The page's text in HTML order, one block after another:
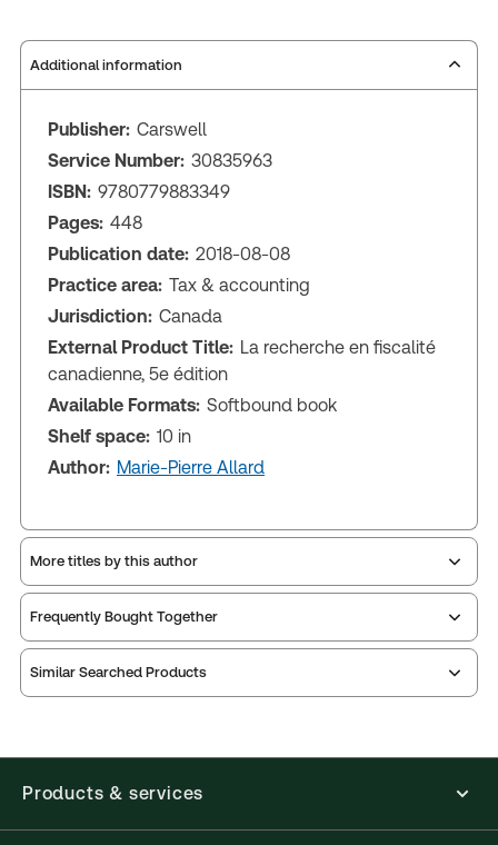
Additional information
Publisher: Carswell
Service Number: 30835963
ISBN: 9780779883349
Pages: 448
Publication date: 2018-08-08
Practice area: Tax & accounting
Jurisdiction: Canada
External Product Title: La recherche en fiscalité
canadienne, 5e édition
Available Formats: Softbound book
Shelf space: 10 in
Author: Marie-Pierre Allard
More titles by this author
Frequently Bought Together
Similar Searched Products
Products & services